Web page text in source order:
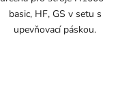
basic, HF, GS v setu s
upevňovací páskou.